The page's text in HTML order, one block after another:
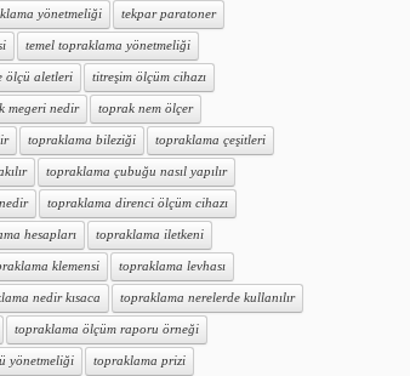
yönetmeliği tekpar paratoner
temel topraklama yönetmeliği
ölçü aletleri titreşim ölçüm cihazı
megeri nedir toprak nem ölçer
topraklama bileziği topraklama çeşitleri
topraklama çubuğu nasıl yapılır
topraklama direnci ölçüm cihazı
hesapları topraklama iletkeni
klemensi topraklama levhası
nedir kısaca topraklama nerelerde kullanılır
topraklama ölçüm raporu örneği
yönetmeliği topraklama prizi